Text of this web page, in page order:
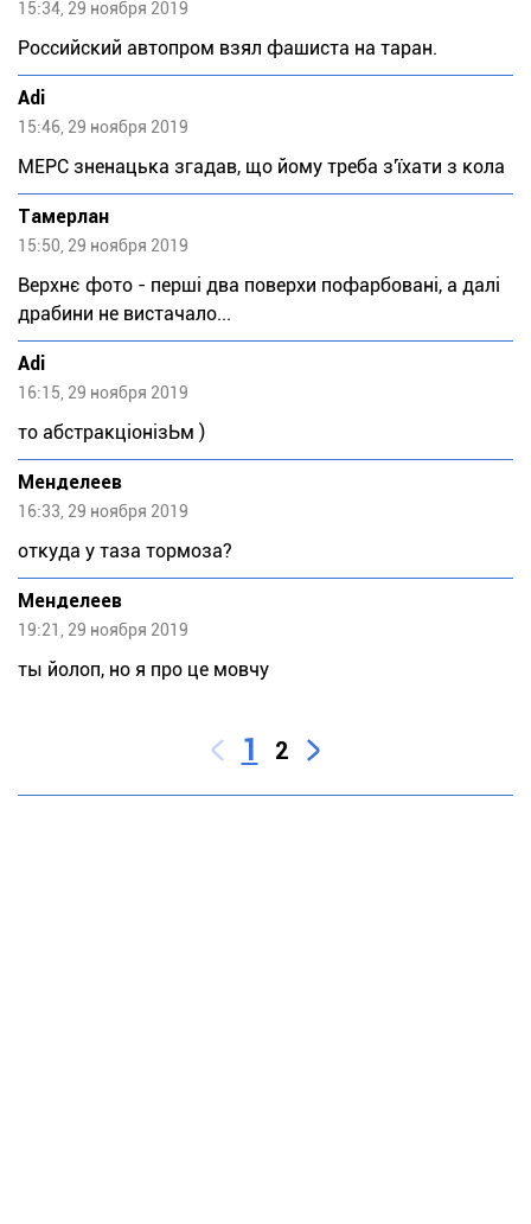
15:34, 29 ноября 2019
Российский автопром взял фашиста на таран.
Adi
15:46, 29 ноября 2019
МЕРС зненацька згадав, що йому треба з'їхати з кола
Тaмeрлан
15:50, 29 ноября 2019
Верхнє фото - перші два поверхи пофарбовані, а далі
драбини не вистачало...
Adi
16:15, 29 ноября 2019
то абстракціонізЬм )
Meндeлeeв
16:33, 29 ноября 2019
откуда у таза тормоза?
Meндeлeeв
19:21, 29 ноября 2019
ты йолоп, но я про це мовчу
1 2